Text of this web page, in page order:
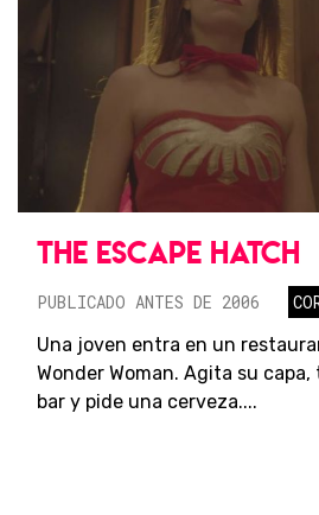
THE ESCAPE HATCH
PUBLICADO ANTES DE 2006
Una joven entra en un
Wonder Woman. Agita su
bar y pide una cerveza....